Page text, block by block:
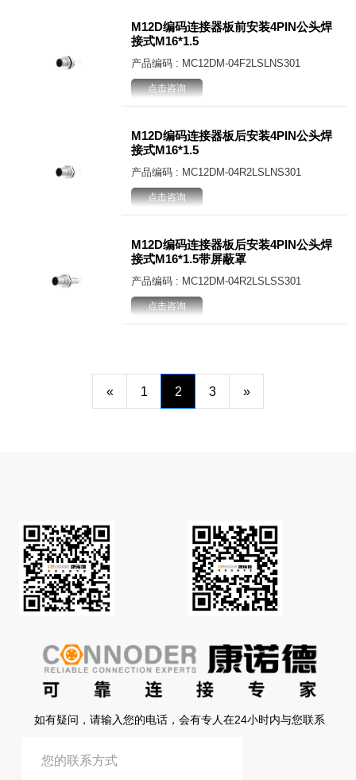
M12D编码连接器板前安装4PIN公头焊
接式M16*1.5
产品编码 : MC12DM-04F2LSLNS301
点击咨询
M12D编码连接器板后安装4PIN公头焊
接式M16*1.5
产品编码 : MC12DM-04R2LSLNS301
点击咨询
M12D编码连接器板后安装4PIN公头焊
接式M16*1.5带屏蔽罩
产品编码 : MC12DM-04R2LSLSS301
点击咨询
« 1 2 3 »
如有疑问，请输入您的电话，会有专人在24小时内与您联系